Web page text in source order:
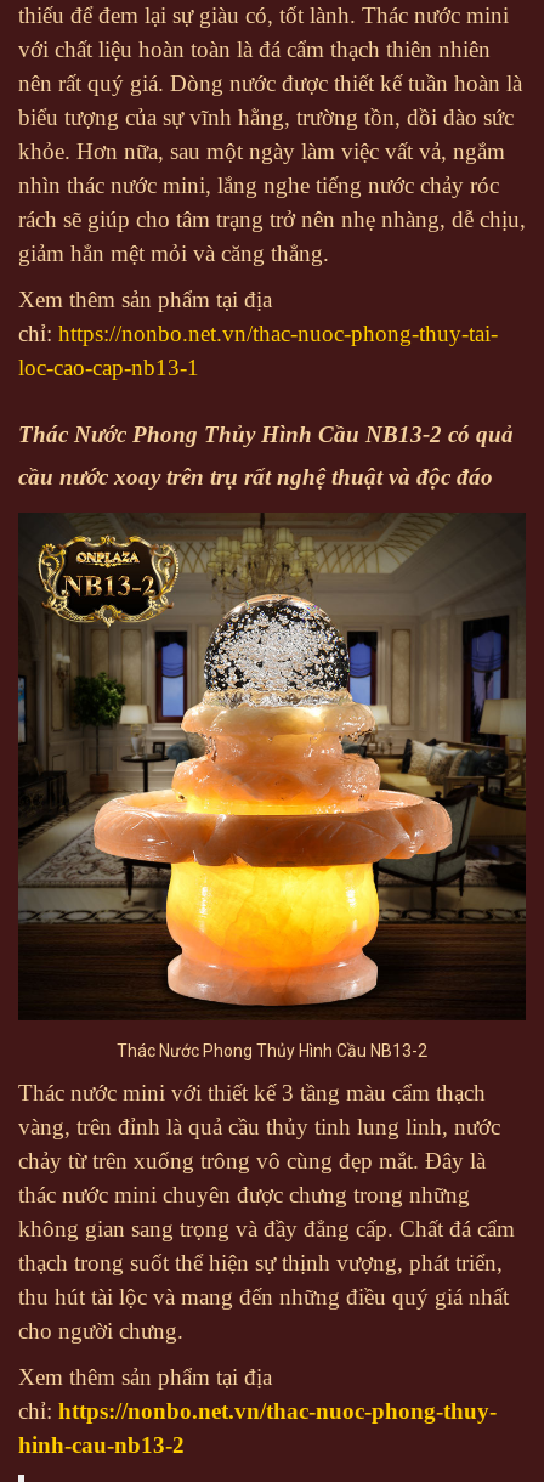
thiếu để đem lại sự giàu có, tốt lành. Thác nước mini
với chất liệu hoàn toàn là đá cẩm thạch thiên nhiên
nên rất quý giá. Dòng nước được thiết kế tuần hoàn là
biểu tượng của sự vĩnh hằng, trường tồn, dồi dào sức
khỏe. Hơn nữa, sau một ngày làm việc vất vả, ngắm
nhìn thác nước mini, lắng nghe tiếng nước chảy róc
rách sẽ giúp cho tâm trạng trở nên nhẹ nhàng, dễ chịu,
giảm hẳn mệt mỏi và căng thẳng.
Xem thêm sản phẩm tại địa
chỉ: https://nonbo.net.vn/thac-nuoc-phong-thuy-tai-
loc-cao-cap-nb13-1
Thác Nước Phong Thủy Hình Cầu NB13-2 có quả
cầu nước xoay trên trụ rất nghệ thuật và độc đáo
Thác Nước Phong Thủy Hình Cầu NB13-2
Thác nước mini với thiết kế 3 tầng màu cẩm thạch
vàng, trên đỉnh là quả cầu thủy tinh lung linh, nước
chảy từ trên xuống trông vô cùng đẹp mắt. Đây là
thác nước mini chuyên được chưng trong những
không gian sang trọng và đầy đẳng cấp. Chất đá cẩm
thạch trong suốt thể hiện sự thịnh vượng, phát triển,
thu hút tài lộc và mang đến những điều quý giá nhất
cho người chưng.
Xem thêm sản phẩm tại địa
chỉ: https://nonbo.net.vn/thac-nuoc-phong-thuy-
hinh-cau-nb13-2